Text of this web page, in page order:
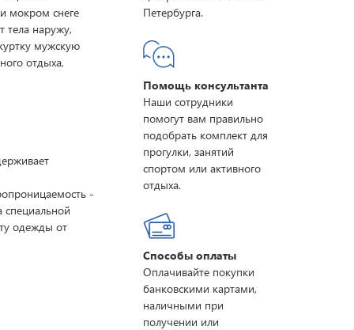
мокром снеге
тела наружу,
мужскую
отдыха,
-
одежды от
Петербурга.
Помощь консультанта
Наши сотрудники
помогут вам правильно
подобрать комплект для
прогулки, занятий
спортом или активного
отдыха.
Способы оплаты
Оплачивайте покупки
банковскими картами,
наличными при
получении или